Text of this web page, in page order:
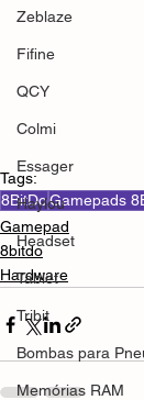
Zeblaze
Fifine
QCY
Colmi
Essager
Haylou
Headset
Tablet
Tribit
Bombas para
Memórias RAM
Tags:
8BitDoGamepads
Gamepad
8bitdo
Hardware